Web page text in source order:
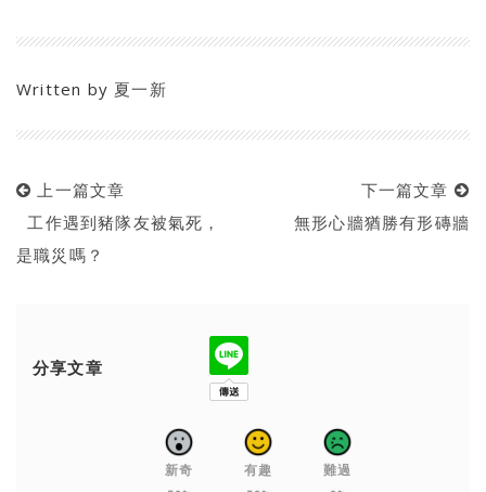
Written by 夏一新
上一篇文章
工作遇到豬隊友被氣死，
是職災嗎？
下一篇文章
無形心牆猶勝有形磚牆
分享文章
新奇 有趣 難過